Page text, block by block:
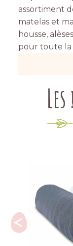
assortiment
matelas et
housse,
pour toute la